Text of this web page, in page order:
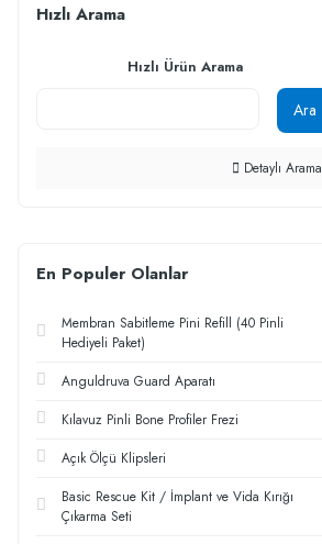
Hızlı Arama
Hızlı Ürün Arama
Ara
Detaylı Arama
En Populer Olanlar
Membran Sabitleme Pini Refill (40 Pinli
Hediyeli Paket)
Anguldruva Guard Aparatı
Kılavuz Pinli Bone Profiler Frezi
Açık Ölçü Klipsleri
Basic Rescue Kit / İmplant ve Vida Kırığı
Çıkarma Seti